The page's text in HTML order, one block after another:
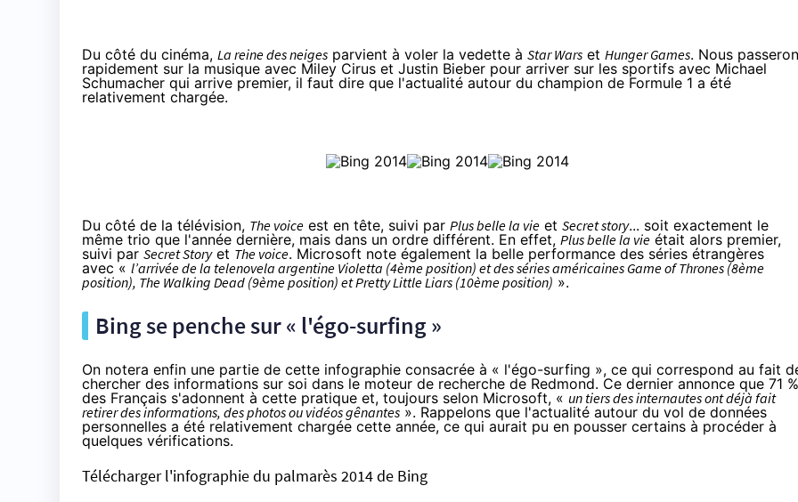
Du côté du cinéma, La reine des neiges parvient à voler la vedette à Star Wars et Hunger Games. Nous
rapidement sur la musique avec Miley Cirus et Justin Bieber pour arriver sur les sportifs avec Michael
Schumacher qui arrive premier, il faut dire que l'actualité autour du champion de Formule 1 a été
relativement chargée.
Du côté de la télévision, The voice est en tête, suivi par Plus belle la vie et Secret story... soit exactement le
même trio que l'année dernière, mais dans un ordre différent. En effet, Plus belle la vie était alors premier,
suivi par Secret Storyet The voice. Microsoft note également la belle performance des séries étrangères
avec « l’arrivée de la telenovela argentine Violetta (4ème position) et des séries américaines Game of Thrones (8ème
position), The Walking Dead (9ème position) et Pretty Little Liars (10ème position) ».
Bing se penche sur « l'égo-surfing »
On notera enfin une partie de cette infographie consacrée à « l'égo-surfing », ce qui correspond au fait
chercher des informations sur soi dans le moteur de recherche de Redmond. Ce dernier annonce que 71 %
des Français s'adonnent à cette pratique et, toujours selon Microsoft, « un tiers des internautes ont déjà fait
retirer des informations, des photos ou vidéos gênantes ». Rappelons que l'actualité autour du vol de données
personnelles a été relativement chargée cette année, ce qui aurait pu en pousser certains à procéder à
quelques vérifications.
Télécharger l'infographie du palmarès 2014 de Bing